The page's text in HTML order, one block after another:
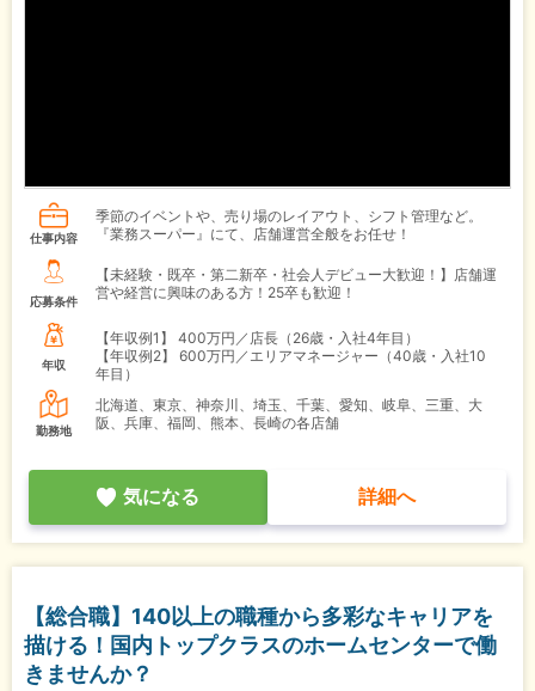
仕事内容
季節のイベントや、売り場のレイアウト、シフト管理など。
『業務スーパー』にて、店舗運営全般をお任せ！
応募条件
【未経験・既卒・第二新卒・社会人デビュー大歓迎！】店舗運
営や経営に興味のある方！25卒も歓迎！
年収
【年収例1】
400万円／店長（26歳・入社4年目）
【年収例2】
600万円／エリアマネージャー（40歳・入社10
年目）
勤務地
北海道、東京、神奈川、埼玉、千葉、愛知、岐阜、三重、大
阪、兵庫、福岡、熊本、長崎の各店舗
気になる 詳細へ
【総合職】140以上の職種から多彩なキャリアを
描ける！国内トップクラスのホームセンターで働
きませんか？